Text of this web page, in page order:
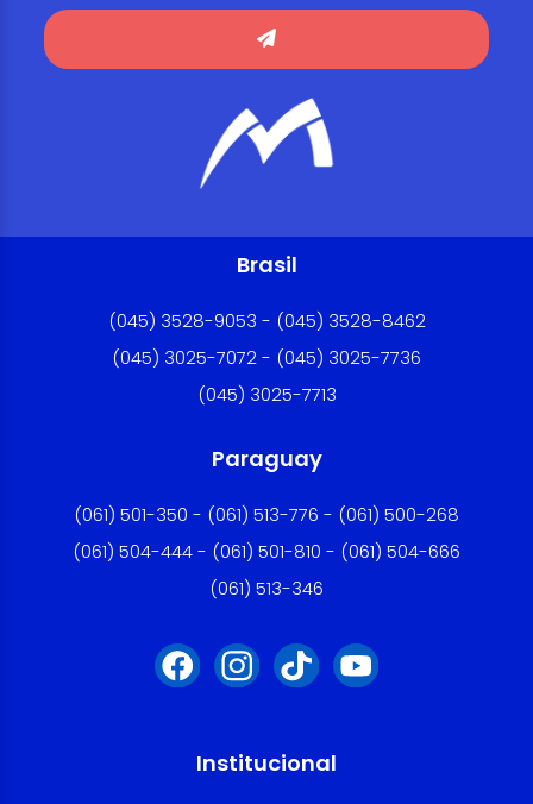
Brasil
(045) 3528-9053 - (045) 3528-8462
(045) 3025-7072 - (045) 3025-7736
(045) 3025-7713
Paraguay
(061) 501-350 - (061) 513-776 - (061) 500-268
(061) 504-444 - (061) 501-810 - (061) 504-666
(061) 513-346
Institucional